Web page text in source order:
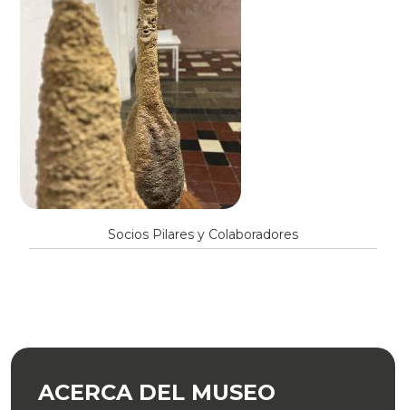
Socios Pilares y Colaboradores
ACERCA DEL MUSEO